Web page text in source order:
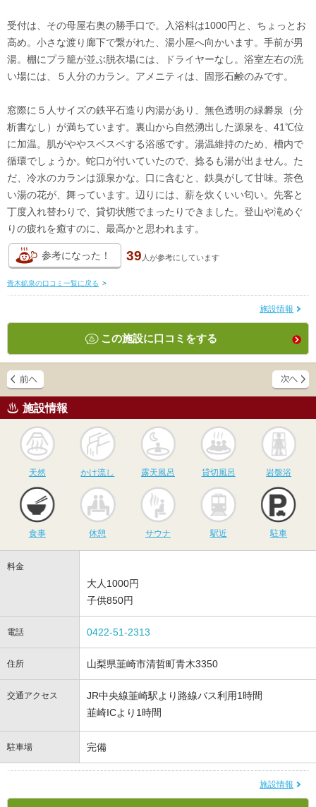
受付は、その母屋右奥の勝手口で。入浴料は1000円と、ちょっとお
高め。小さな渡り廊下で繋がれた、湯小屋へ向かいます。手前が男
湯。棚にプラ籠が並ぶ脱衣場には、ドライヤーなし。浴室左右の洗
い場には、５人分のカラン。アメニティは、固形石鹸のみです。
窓際に５人サイズの鉄平石造り内湯があり、無色透明の緑礬泉（分
析書なし）が満ちています。裏山から自然湧出した源泉を、41℃位
に加温。肌がややスベスベする浴感です。湯温維持のため、槽内で
循環でしょうか。蛇口が付いていたので、捻るも湯が出ません。た
だ、冷水のカランは源泉かな。口に含むと、鉄臭がして甘味。茶色
い湯の花が、舞っています。辺りには、薪を炊くいい匂い。先客と
丁度入れ替わりで、貸切状態でまったりできました。登山や滝めぐ
りの疲れを癒すのに、最高かと思われます。
参考になった！ 39 人が参考にしています
青木鉱泉の口コミ一覧に戻る >
施設情報
この施設に口コミをする
施設情報
天然
かけ流し
かけ流し
露天風呂
露天風呂
貸切風呂
貸切風呂 岩盤浴
食事 休憩
サウナ
サウナ 駅近 駐車
料金
大人1000円
子供850円
電話 0422-51-2313
住所 山梨県韮崎市清哲町青木3350
交通アクセス
JR中央線韮崎駅より路線バス利用1時間
韮崎ICより1時間
駐車場 完備
施設情報